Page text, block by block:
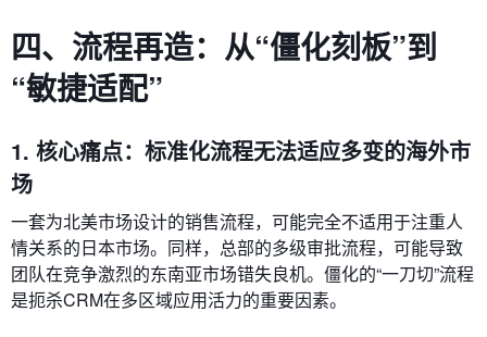
四、流程再造：从“僵化刻板”到
“敏捷适配”
1. 核心痛点：标准化流程无法适应多变的海外市
场
一套为北美市场设计的销售流程，可能完全不适用于注重人
情关系的日本市场。同样，总部的多级审批流程，可能导致
团队在竞争激烈的东南亚市场错失良机。僵化的“一刀切”流程
是扼杀CRM在多区域应用活力的重要因素。